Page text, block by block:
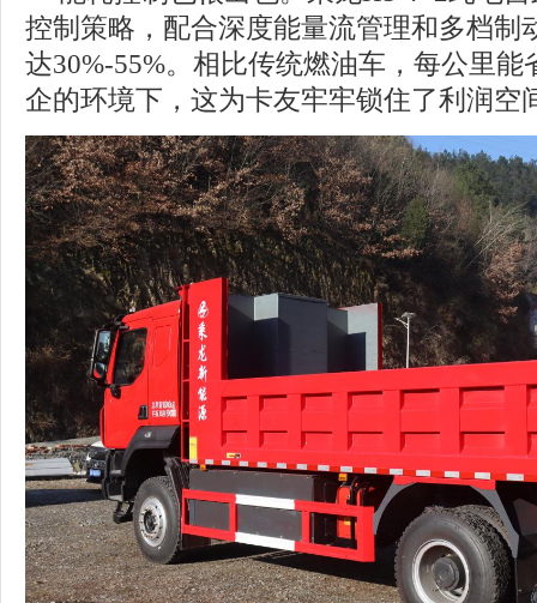
控制策略，配合深度能量流管理和多档制
达30%-55%。相比传统燃油车，每公里
企的环境下，这为卡友牢牢锁住了利润空